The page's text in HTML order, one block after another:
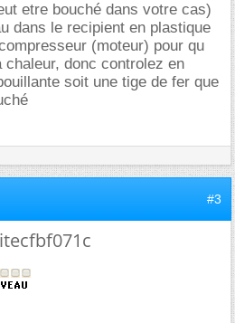
etre bouché dans votre cas)
dans le recipient en plastique
(moteur) pour qu
donc controlez en
soit une tige de fer que
#3